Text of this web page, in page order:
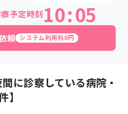
予定時刻10:05
頼 システム利用料0円
に診察している病院・
】